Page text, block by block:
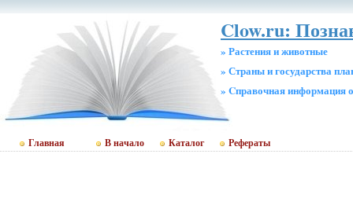
Clow.ru:
» Растения и животные
» Страны и государства
» Cправочная информация
Главная В начало Каталог Рефераты